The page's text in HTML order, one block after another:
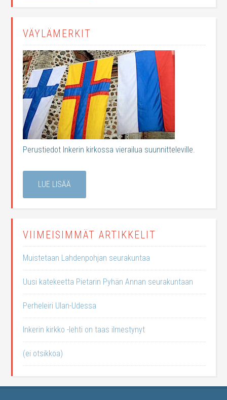
VÄYLÄMERKIT
Perustiedot Inkerin kirkossa vierailua suunnitteleville.
LUE LISÄÄ
VIIMEISIMMÄT ARTIKKELIT
Muistetaan Lahdenpohjan seurakuntaa
Uusi katekeetta Pietarin Pyhän Annan seurakuntaan
Perheleiri Ulan-Udessa
Inkerin kirkko -lehti on taas ilmestynyt
(ei otsikkoa)